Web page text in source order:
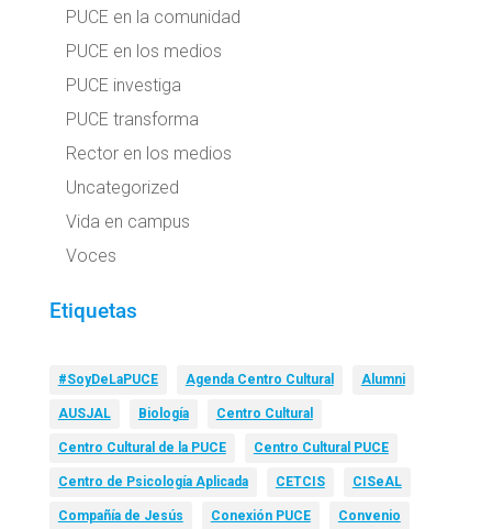
PUCE en la comunidad
PUCE en los medios
PUCE investiga
PUCE transforma
Rector en los medios
Uncategorized
Vida en campus
Voces
Etiquetas
#SoyDeLaPUCE Agenda Centro Cultural Alumni
AUSJAL Biología Centro Cultural
Centro Cultural de la PUCE Centro Cultural PUCE
Centro de Psicología Aplicada CETCIS CISeAL
Compañía de Jesús Conexión PUCE Convenio